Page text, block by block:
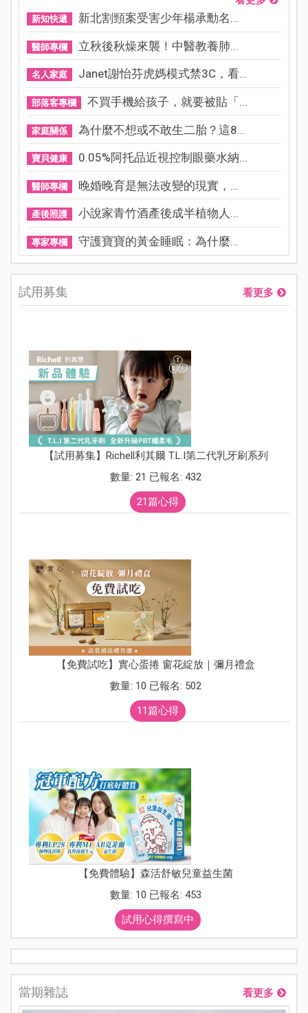
新知快遞 新北割頸案受害少年楊承勳名...
醫師專欄 立秋後秋燥來襲！中醫教養肺...
名人家庭 Janet謝怡芬虎媽模式禁3C，看...
部落客專欄 不買手機給孩子，就要被貼「...
家庭關係 為什麼不想或不敢生二胎？這8...
寶貝健康 0.05%阿托品近視控制眼藥水納...
醫師專欄 晚婚晚育是無法改變的現實，...
產後照護 小說家青竹酒產後成半植物人...
專家專欄 守護寶寶的黃金睡眠：為什麼...
試用募集 看更多
【試用募集】Richell利其爾 T.L.I第二代乳牙刷系列
數量: 21 已報名: 432
21篇心得
【免費試吃】實心蛋捲 窗花綻放｜彌月禮盒
數量: 10 已報名: 502
11篇心得
【免費體驗】森活舒敏兒童益生菌
數量: 10 已報名: 453
試用心得撰寫中
當期雜誌 看更多